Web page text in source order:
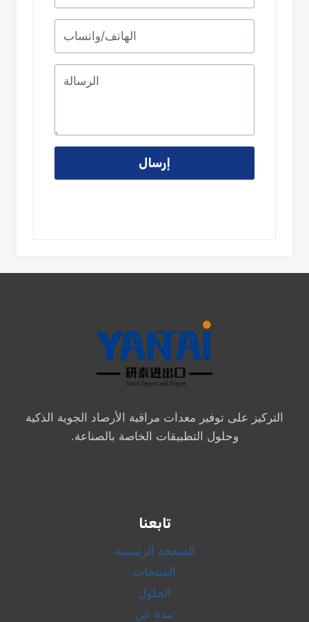
إرسال
التركيز على توفير معدات مراقبة الأرصاد الجوية الذكية
وحلول التطبيقات الخاصة بالصناعة.
تابعنا
الصفحة الرئيسية
المنتجات
الحلول
نبذة عن